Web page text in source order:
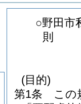
○野田市
則
(目的)
第1条
この